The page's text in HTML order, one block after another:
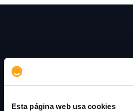
Esta página web usa cookies